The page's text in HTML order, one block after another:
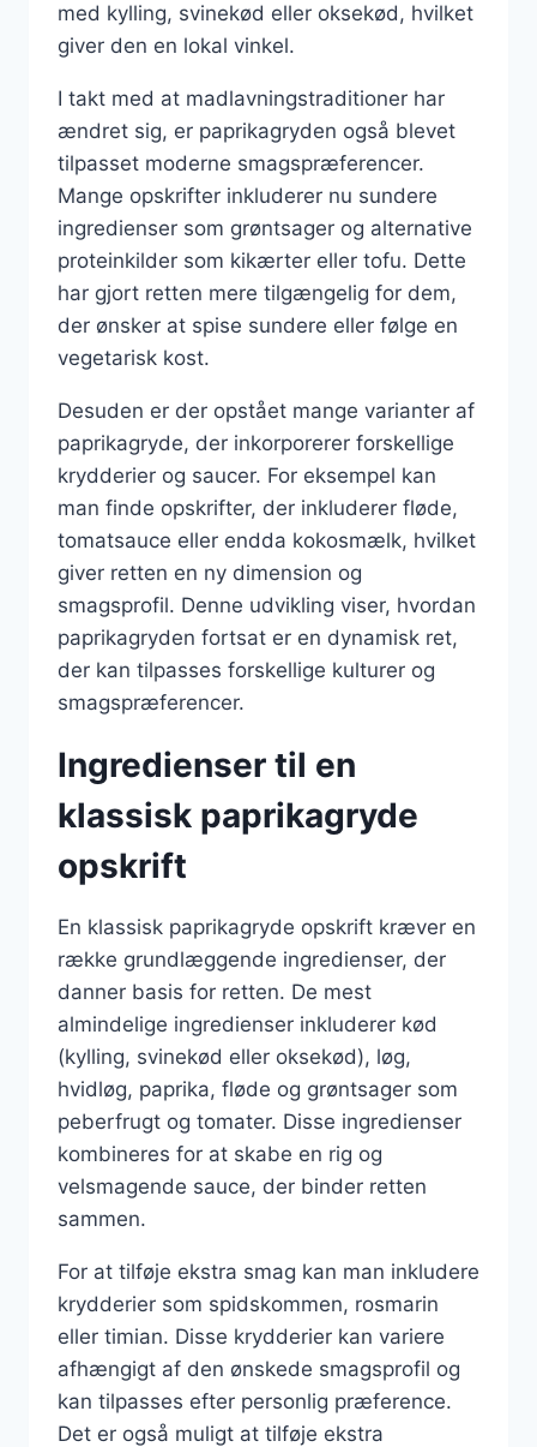
med kylling, svinekød eller oksekød, hvilket
giver den en lokal vinkel.
I takt med at madlavningstraditioner har
ændret sig, er paprikagryden også blevet
tilpasset moderne smagspræferencer.
Mange opskrifter inkluderer nu sundere
ingredienser som grøntsager og alternative
proteinkilder som kikærter eller tofu. Dette
har gjort retten mere tilgængelig for dem,
der ønsker at spise sundere eller følge en
vegetarisk kost.
Desuden er der opstået mange varianter af
paprikagryde, der inkorporerer forskellige
krydderier og saucer. For eksempel kan
man finde opskrifter, der inkluderer fløde,
tomatsauce eller endda kokosmælk, hvilket
giver retten en ny dimension og
smagsprofil. Denne udvikling viser, hvordan
paprikagryden fortsat er en dynamisk ret,
der kan tilpasses forskellige kulturer og
smagspræferencer.
Ingredienser til en
klassisk paprikagryde
opskrift
En klassisk paprikagryde opskrift kræver en
række grundlæggende ingredienser, der
danner basis for retten. De mest
almindelige ingredienser inkluderer kød
(kylling, svinekød eller oksekød), løg,
hvidløg, paprika, fløde og grøntsager som
peberfrugt og tomater. Disse ingredienser
kombineres for at skabe en rig og
velsmagende sauce, der binder retten
sammen.
For at tilføje ekstra smag kan man inkludere
krydderier som spidskommen, rosmarin
eller timian. Disse krydderier kan variere
afhængigt af den ønskede smagsprofil og
kan tilpasses efter personlig præference.
Det er også muligt at tilføje ekstra